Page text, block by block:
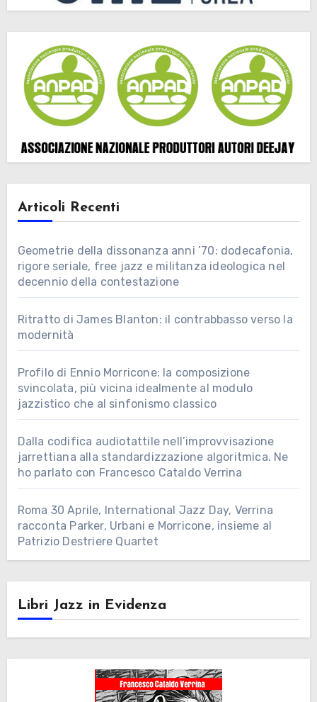
Articoli Recenti
Geometrie della dissonanza anni ’70: dodecafonia,
rigore seriale, free jazz e militanza ideologica nel
decennio della contestazione
Ritratto di James Blanton: il contrabbasso verso la
modernità
Profilo di Ennio Morricone: la composizione
svincolata, più vicina idealmente al modulo
jazzistico che al sinfonismo classico
Dalla codifica audiotattile nell’improvvisazione
jarrettiana alla standardizzazione algoritmica. Ne
ho parlato con Francesco Cataldo Verrina
Roma 30 Aprile, International Jazz Day, Verrina
racconta Parker, Urbani e Morricone, insieme al
Patrizio Destriere Quartet
Libri Jazz in Evidenza